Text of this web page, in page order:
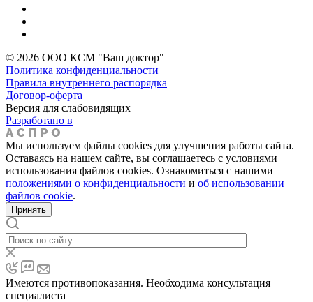
© 2026 ООО КСМ "Ваш доктор"
Политика конфиденциальности
Правила внутреннего распорядка
Договор-оферта
Версия для слабовидящих
Разработано в
Мы используем файлы cookies для улучшения работы сайта.
Оставаясь на нашем сайте, вы соглашаетесь с условиями
использования файлов cookies. Ознакомиться с нашими
положениями о конфиденциальности и об использовании
файлов cookie.
Принять
Имеются противопоказания. Необходима консультация
специалиста